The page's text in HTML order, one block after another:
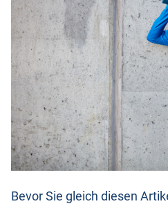
Bevor Sie gleich diesen